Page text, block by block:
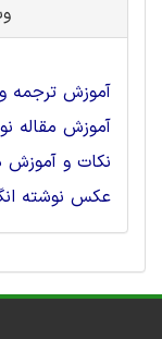
آموزش ترجمه و
آموزش مقاله
نکات و آموزش
عکس نوشته